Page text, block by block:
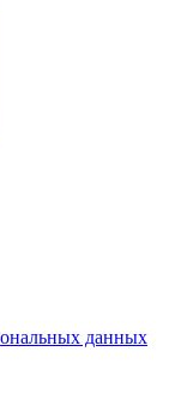
данных